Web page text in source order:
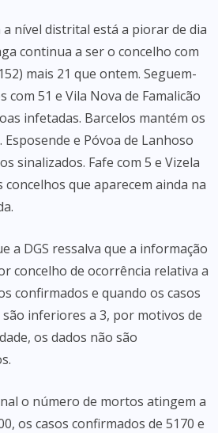
nível distrital está a piorar de dia
continua a ser o concelho com
mais 21 que ontem. Seguem-
com 51 e Vila Nova de Famalicão
infetadas. Barcelos mantém os
Esposende e Póvoa de Lanhoso
sinalizados. Fafe com 5 e Vizela
concelhos que aparecem ainda na
a DGS ressalva que a informação
concelho de ocorrência relativa a
confirmados e quando os casos
inferiores a 3, por motivos de
os dados não são
o número de mortos atingem a
os casos confirmados de 5170 e